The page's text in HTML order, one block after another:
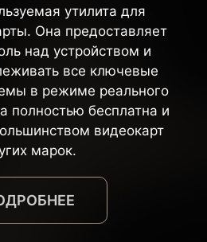
утилита для
Она предоставляет
над устройством и
все ключевые
в режиме реального
полностью бесплатна и
видеокарт
марок.